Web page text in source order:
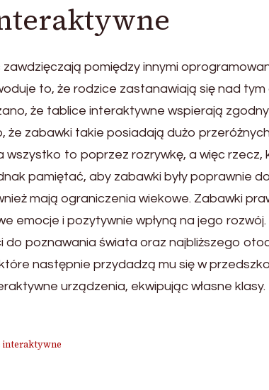
pomiędzy innymi
to, że rodzice zastanawiają się nad
że tablice interaktywne wspierają
że zabawki takie posiadają dużo
wszystko to poprzez rozrywkę, a więc
pamiętać, aby zabawki były poprawnie
mają ograniczenia wiekowe. Zabawki
emocje i pozytywnie wpłyną na jego
do poznawania świata oraz najbliższego
następnie przydadzą mu się w
urządzenia, ekwipując własne klasy.
interaktywne